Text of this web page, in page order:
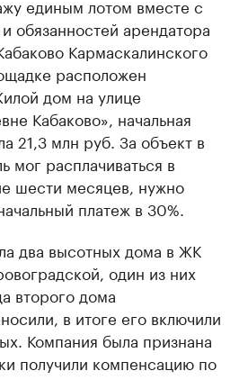
единым лотом вместе с
обязанностей арендатора
Кармаскалинского
расположен
дом на улице
Кабаково», начальная
21,3 млн руб. За объект в
мог расплачиваться в
шести месяцев, нужно
платеж в 30%.
два высотных дома в ЖК
один из них
второго дома
в итоге его включили
Компания была признана
получили компенсацию по